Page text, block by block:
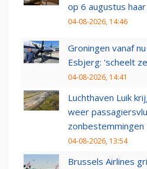
op 6 augustus
04-08-2026, 14:46
Groningen vanaf
Esbjerg: 'scheelt
04-08-2026, 14:41
Luchthaven Luik
weer
zonbestemmingen
04-08-2026, 13:54
Brussels Airlines